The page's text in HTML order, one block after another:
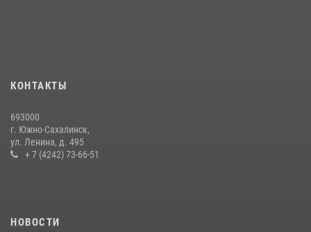
КОНТАКТЫ
693000
г. Южно-Сахалинск,
ул. Ленина, д. 495
+ 7 (4242) 73-66-51
НОВОСТИ